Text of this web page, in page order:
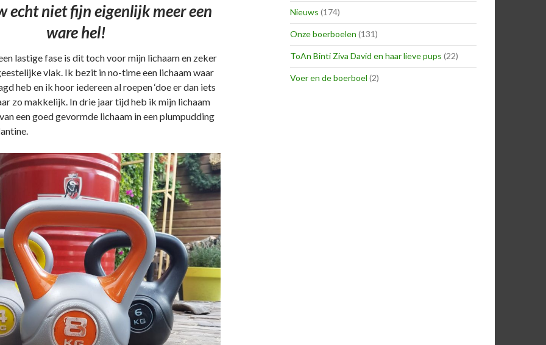
echt niet fijn eigenlijk meer een
ware hel!
lastige fase is dit toch voor mijn lichaam en zeker
vlak. Ik bezit in no-time een lichaam waar
heb en ik hoor iedereen al roepen ‘doe er dan iets
zo makkelijk. In drie jaar tijd heb ik mijn lichaam
een goed gevormde lichaam in een plumpudding
Nieuws (174)
Onze boerboelen (131)
ToAn Binti Ziva David en haar lieve pups (22)
Voer en de boerboel (2)